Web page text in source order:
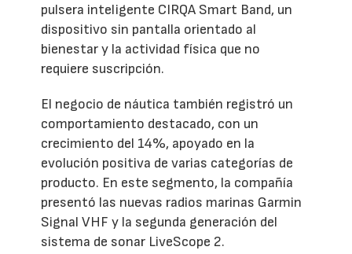
pulsera inteligente CIRQA Smart Band, un
dispositivo sin pantalla orientado al
bienestar y la actividad física que no
requiere suscripción.
El negocio de náutica también registró un
comportamiento destacado, con un
crecimiento del 14%, apoyado en la
evolución positiva de varias categorías de
producto. En este segmento, la compañía
presentó las nuevas radios marinas Garmin
Signal VHF y la segunda generación del
sistema de sonar LiveScope 2.